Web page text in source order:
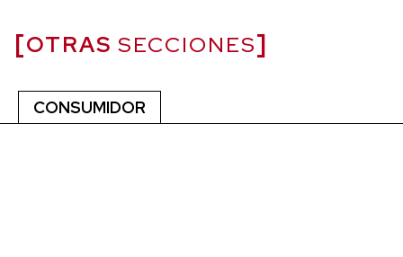
OTRAS SECCIONES
CONSUMIDOR